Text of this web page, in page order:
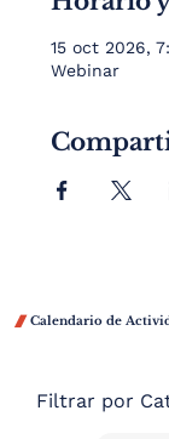
Filtrar por
 Calendario de
15 oct 2026,
Webinar